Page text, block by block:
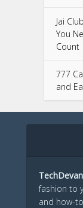
Jai
You
Count
777
and
TechDevan
fashion to
and how-